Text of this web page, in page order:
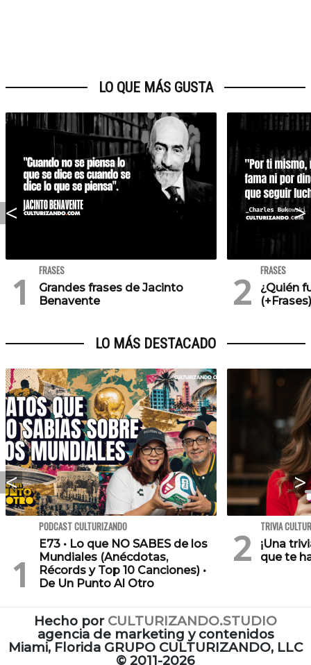
LO QUE MÁS GUSTA
FRASES
Grandes frases de Jacinto
Benavente
FRASES
¿Quién
(+Frases)
LO MÁS DESTACADO
PODCAST CULTURIZANDO
E73 • Lo que NO SABES de los
Mundiales (Anécdotas,
Récords y Top 10 Canciones) •
De Un Punto Al Otro
TRIVIA
¡Una
que te
Hecho por CULTURIZANDO.STUDIO
agencia de marketing y contenidos
Miami, Florida GRUPO CULTURIZANDO, LLC
© 2011-2026